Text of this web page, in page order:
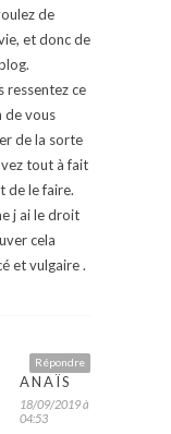
de
et donc de
ressentez ce
de vous
de la sorte
tout à fait
de le faire.
j ai le droit
cela
et vulgaire .
Répondre
ANAÏS
18/09/2019 à
04:53